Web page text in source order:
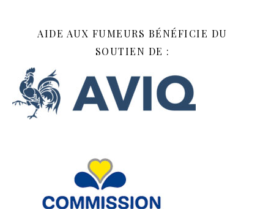
AIDE AUX FUMEURS BÉNÉFICIE DU
SOUTIEN DE :